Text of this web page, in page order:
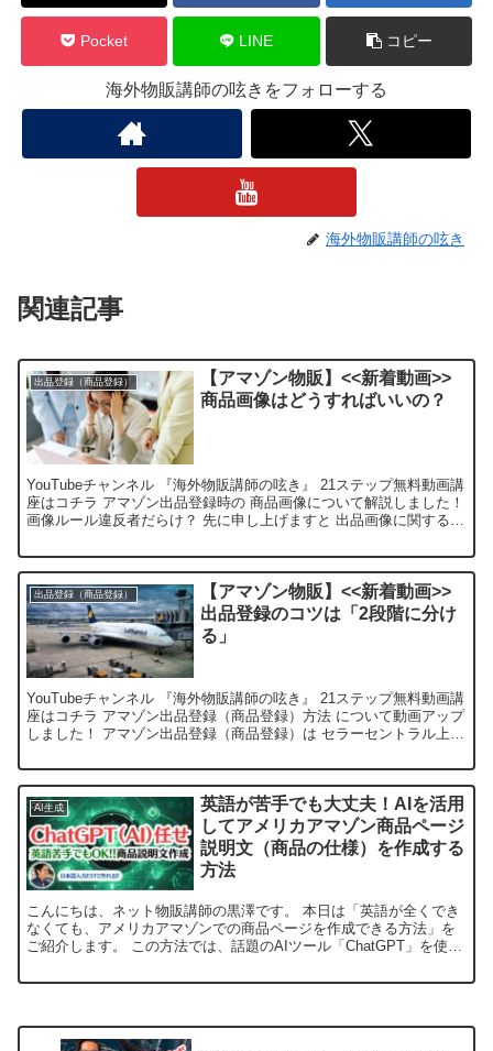
Pocket LINE コピー
海外物販講師の呟きをフォローする
海外物販講師の呟き
関連記事
出品登録（商品登録）
【アマゾン物販】<<新着動画>>
商品画像はどうすればいいの？
YouTubeチャンネル 『海外物販講師の呟き』 21ステップ無料動画講
座はコチラ アマゾン出品登録時の 商品画像について解説しました！
画像ルール違反者だらけ？ 先に申し上げますと 出品画像に関するル
出品登録（商品登録）
【アマゾン物販】<<新着動画>>
出品登録のコツは「2段階に分け
る」
YouTubeチャンネル 『海外物販講師の呟き』 21ステップ無料動画講
座はコチラ アマゾン出品登録（商品登録）方法 について動画アップ
しました！ アマゾン出品登録（商品登録）は セラーセントラル上の
AI生成
英語が苦手でも大丈夫！AIを活用
してアメリカアマゾン商品ページ
説明文（商品の仕様）を作成する
方法
こんにちは、ネット物販講師の黒澤です。 本日は「英語が全くでき
なくても、アメリカアマゾンでの商品ページを作成できる方法」を
ご紹介します。 この方法では、話題のAIツール「ChatGPT」を使